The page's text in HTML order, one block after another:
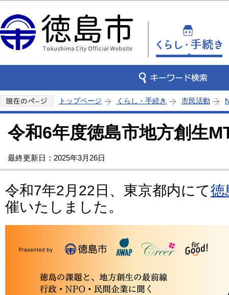
トップページ くらし・手続き 市民活動
令和6年度徳島市地方創生
最終更新日：2025年3月26日
令和7年2月22日、東京都内にて徳
催いたしました。